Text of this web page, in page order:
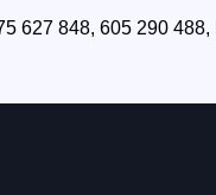
627 848, 605 290 488,